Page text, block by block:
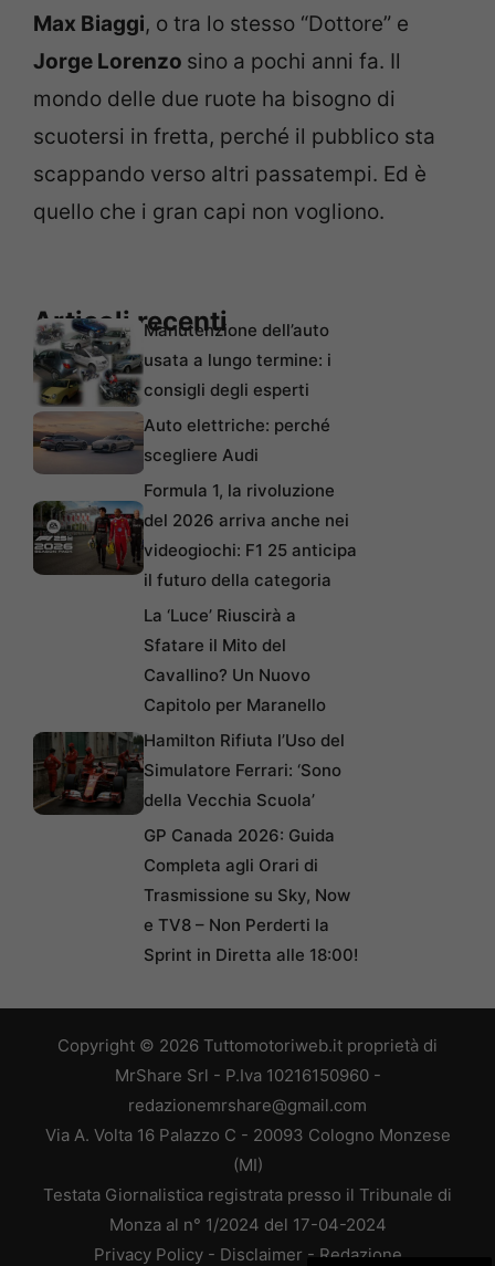
Max Biaggi, o tra lo stesso “Dottore” e
Jorge Lorenzo sino a pochi anni fa. Il
mondo delle due ruote ha bisogno di
scuotersi in fretta, perché il pubblico sta
scappando verso altri passatempi. Ed è
quello che i gran capi non vogliono.
Articoli recentiManutenzione dell’auto
usata a lungo termine: i
consigli degli esperti
Auto elettriche: perché
scegliere Audi
Formula 1, la rivoluzione
del 2026 arriva anche nei
videogiochi: F1 25 anticipa
il futuro della categoria
La ‘Luce’ Riuscirà a
Sfatare il Mito del
Cavallino? Un Nuovo
Capitolo per Maranello
Hamilton Rifiuta l’Uso del
Simulatore Ferrari: ‘Sono
della Vecchia Scuola’
GP Canada 2026: Guida
Completa agli Orari di
Trasmissione su Sky, Now
e TV8 – Non Perderti la
Sprint in Diretta alle 18:00!
Copyright © 2026 Tuttomotoriweb.it proprietà di
MrShare Srl - P.Iva 10216150960 -
redazionemrshare@gmail.com
Via A. Volta 16 Palazzo C - 20093 Cologno Monzese
(MI)
Testata Giornalistica registrata presso il Tribunale di
Monza al n° 1/2024 del 17-04-2024
Privacy Policy- Disclaimer - Redazione